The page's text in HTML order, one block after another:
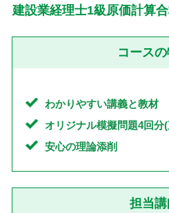
建設業経理士1級原価計算合
コース
わかりやすい講義と教材
オリジナル模擬問題4回分
安心の理論添削
担当